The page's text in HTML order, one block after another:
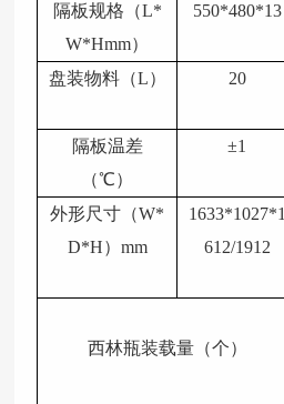
隔板规格（L*
W*Hmm）
550*480*13
盘装物料（L）
20
隔板温差
（℃）
±1
外形尺寸（W*
D*H）mm
1633*1027*1
612/1912
西林瓶装载量（个）